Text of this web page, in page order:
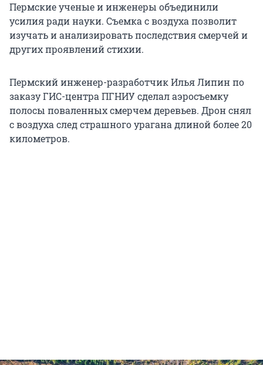
Пермские ученые и инженеры объединили
усилия ради науки. Съемка с воздуха позволит
изучать и анализировать последствия смерчей и
других проявлений стихии.
Пермский инженер-разработчик Илья Липин по
заказу ГИС-центра ПГНИУ сделал аэросъемку
полосы поваленных смерчем деревьев. Дрон снял
с воздуха след страшного урагана длиной более 20
километров.